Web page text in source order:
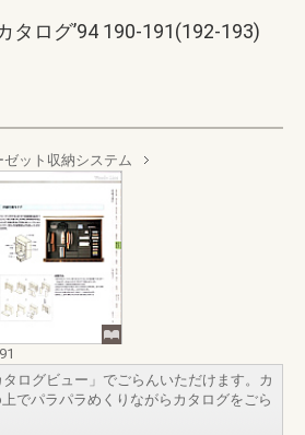
タログ’94 190-191(192-193)
ゼット収納システム
ログビュー」でごらんいただけます。カ
でパラパラめくりながらカタログをごら